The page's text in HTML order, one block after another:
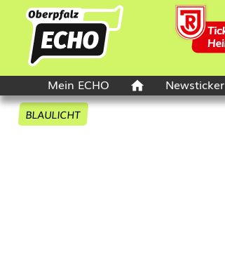
Mein ECHO Newsticker
BLAULICHT